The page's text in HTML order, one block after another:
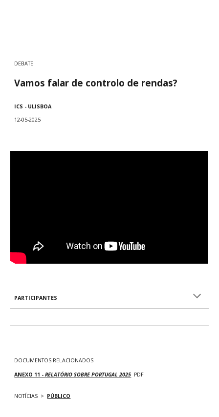
DEBATE
Vamos falar de controlo de rendas?
ICS - ULISBOA
12-05-2025
PARTICIPANTES
DOCUMENTOS RELACIONADOS
ANEXO 11 -RELATÓRIO SOBRE PORTUGAL 2025 PDF
NOTÍCIAS > PÚBLICO